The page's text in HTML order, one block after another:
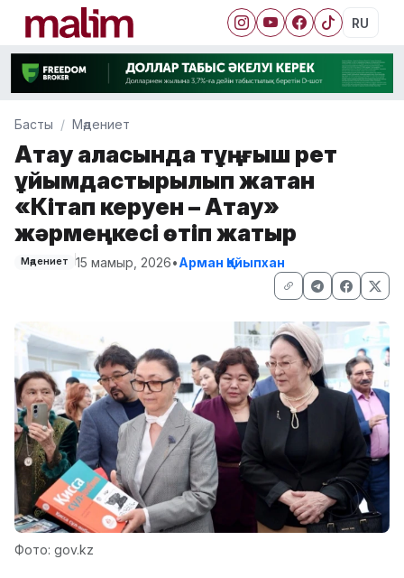
RU
Басты Мәдениет
Ақтау қаласында тұңғыш рет
ұйымдастырылып жатқан
«Кітап керуен – Ақтау»
жәрмеңкесі өтіп жатыр
Мәдениет 15 мамыр, 2026•Арман Қайыпхан
Фото: gov.kz